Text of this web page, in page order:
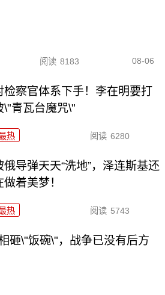
阅读 8183 08-06
检察官体系下手！李在明要打
\"青瓦台魔咒\"
热 阅读 6280
俄导弹天天“洗地”，泽连斯基还
做着美梦！
热 阅读 5743
砸\"饭碗\"，战争已没有后方